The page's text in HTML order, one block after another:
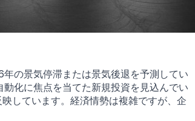
の景気停滞または景気後退を予測してい
化に焦点を当てた新規投資を見込んでい
しています。経済情勢は複雑ですが、企